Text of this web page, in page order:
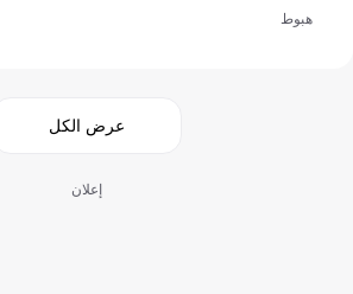
هبوط
عرض الكل
إعلان